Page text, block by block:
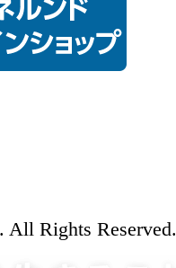
Rights Reserved.